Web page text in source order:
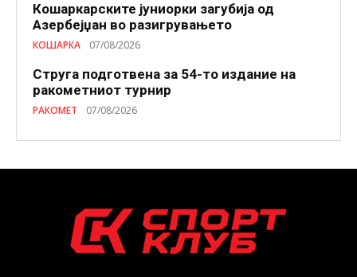
Кошаркарските јуниорки загубија од
Азербејџан во разигрувањето
КОШАРКА 07/08/2026
Струга подготвена за 54-то издание на
ракометниот турнир
РАКОМЕТ 07/08/2026